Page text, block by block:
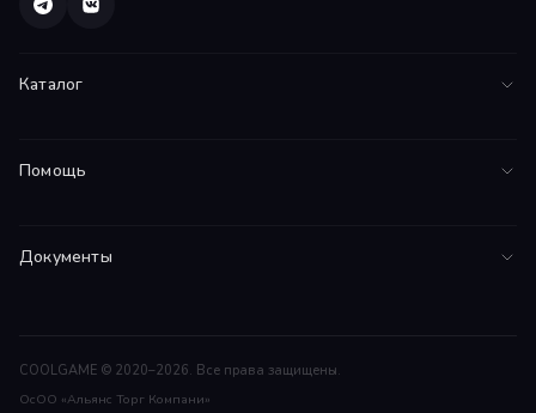
Каталог
Помощь
Инструкции
Гарантии
Документы
Возврат средств
COOLGAME © 2020–2026. Все права защищены.
ОсОО «Альянс Торг Компани»